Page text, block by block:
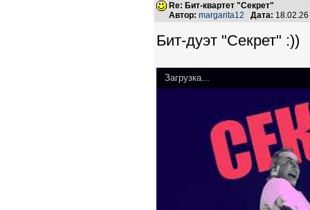
Re: Бит-квартет "Секрет"
Автор: margarita12 Дата:
Бит-дуэт "Секрет" :))
Загрузка...